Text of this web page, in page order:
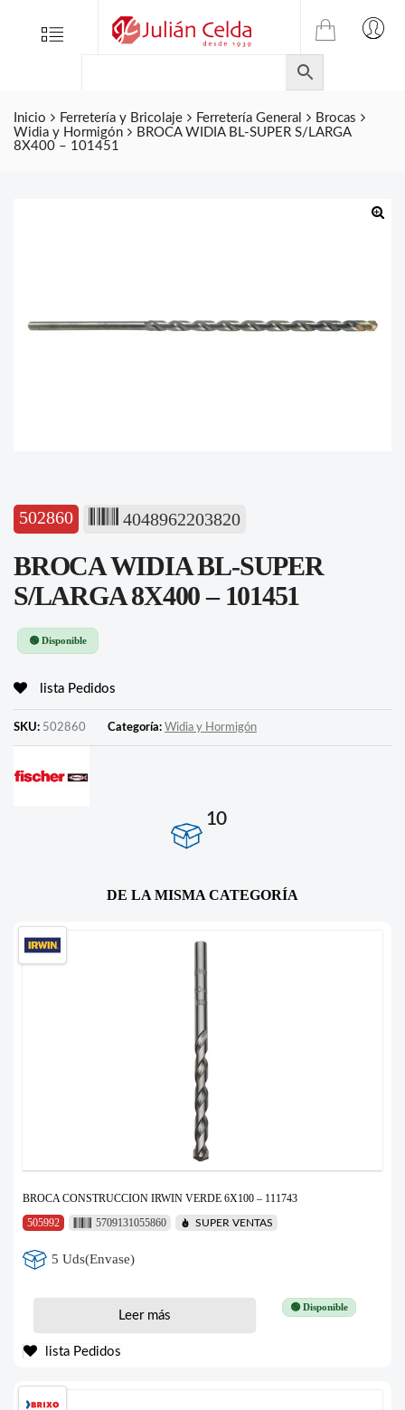
Menu
TIENDA
ONLINE
DE
JULIAN
CELDA
Inicio Ferretería y Bricolaje Ferretería General
Brocas
Widia y Hormigón
BROCA WIDIA BL-SUPER S/LARGA
8X400 – 101451
502860 4048962203820
BROCA WIDIA BL-SUPER
S/LARGA 8X400 – 101451
🟢 Disponible
lista Pedidos
SKU: 502860 Categoría: Widia y Hormigón
10
DE LA MISMA CATEGORÍA
BROCA CONSTRUCCION IRWIN VERDE 6X100 – 111743
505992
5709131055860 SUPER VENTAS
5 Uds(Envase)
🟢 Disponible
Leer más
lista Pedidos
Folletos
Contacto